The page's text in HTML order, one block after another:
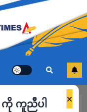
×
ကို ကူညီပါ